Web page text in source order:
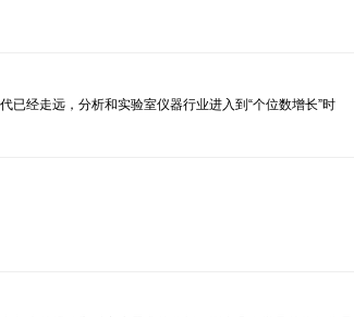
已经走远，分析和实验室仪器行业进入到“个位数增长”时